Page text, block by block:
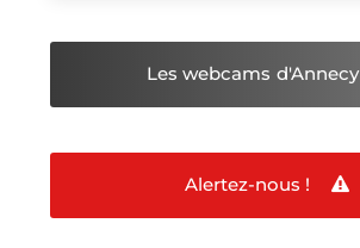
Les webcams d'Annecy
Alertez-nous !